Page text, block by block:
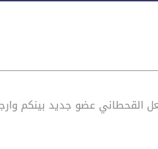
عضو جديد بينكم